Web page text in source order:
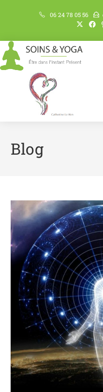
06 24 78 05 56
Blog